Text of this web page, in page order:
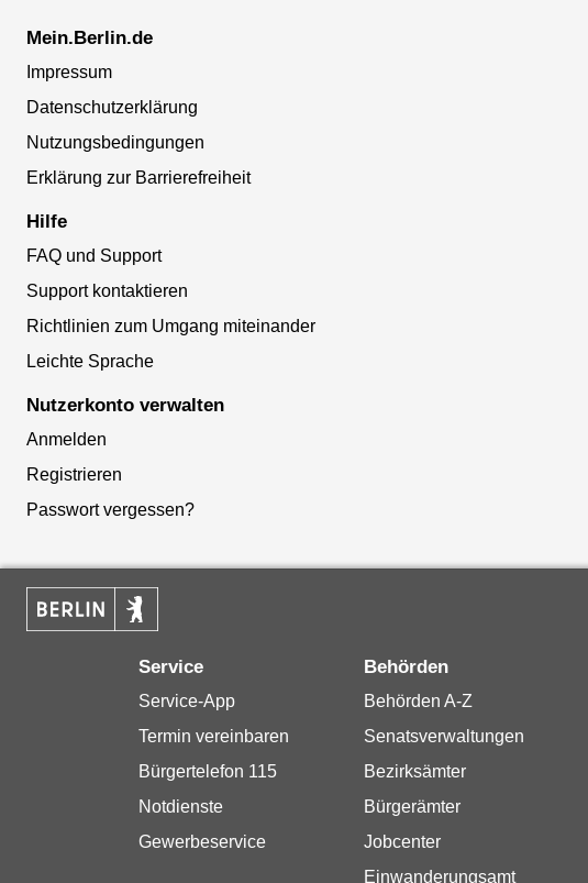
Mein.Berlin.de
Impressum
Datenschutzerklärung
Nutzungsbedingungen
Erklärung zur Barrierefreiheit
Hilfe
FAQ und Support
Support kontaktieren
Richtlinien zum Umgang miteinander
Leichte Sprache
Nutzerkonto verwalten
Anmelden
Registrieren
Passwort vergessen?
Service
Service-App
Termin vereinbaren
Bürgertelefon 115
Notdienste
Gewerbeservice
Behörden
Behörden A-Z
Senatsverwaltungen
Bezirksämter
Bürgerämter
Jobcenter
Einwanderungsamt